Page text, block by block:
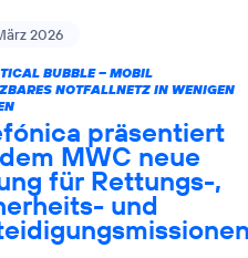
2026
BUBBLE – MOBIL
NOTFALLNETZ IN WENIGEN
präsentiert
MWC neue
für Rettungs-,
und